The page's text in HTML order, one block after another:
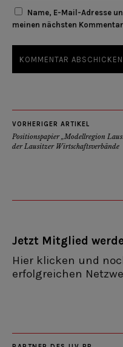
Name, E-Mail-Adresse
meinen nächsten
VORHERIGER ARTIKEL
Positionspapier „Modellregion
der Lausitzer Wirtschaftsverbände
Jetzt Mitglied
Hier klicken und
erfolgreichen